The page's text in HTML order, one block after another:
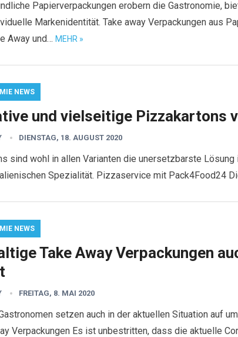
Papierverpackungen erobern die Gastronomie,
Markenidentität. Take away Verpackungen aus
Away und… MEHR »
NEWS
und vielseitige Pizzakartons
DIENSTAG, 18. AUGUST 2020
sind wohl in allen Varianten die unersetzbarste
Spezialität. Pizzaservice mit Pack4Food24
NEWS
Take Away Verpackungen
FREITAG, 8. MAI 2020
setzen auch in der aktuellen Situation auf
Verpackungen Es ist unbestritten, dass die aktuelle